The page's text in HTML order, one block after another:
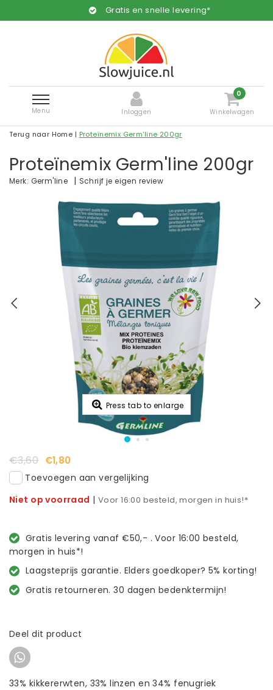
Gratis en snelle levering*
Menu Inloggen
0
Winkelwagen
Terug naar Home | Proteïnemix Germ'line 200gr
Proteïnemix Germ'line 200gr
Merk: Germ'line | Schrijf je eigen review
Press tab to enlarge
€3,60 €1,80
Toevoegen aan vergelijking
Niet op voorraad | Voor 16:00 besteld, morgen in huis!*
Gratis levering vanaf €50,- . Voor 16:00 besteld,
morgen in huis*!
Laagsteprijs garantie. Elders goedkoper? 5% korting!
Gratis retourneren. 30 dagen bedenktermijn!
Deel dit product
33% kikkererwten, 33% linzen en 34% fenugriek